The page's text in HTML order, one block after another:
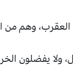
وهم
يفضلون